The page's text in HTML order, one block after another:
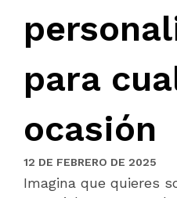
para
ocasión
12 DE FEBRERO DE 2025
Imagina que quieres